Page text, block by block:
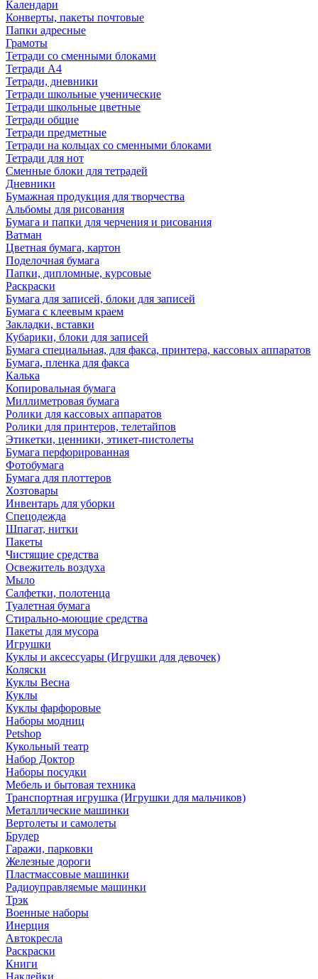
Календари
Конверты, пакеты почтовые
Папки адресные
Грамоты
Тетради со сменными блоками
Тетради А4
Тетради, дневники
Тетради школьные ученические
Тетради школьные цветные
Тетради общие
Тетради предметные
Тетради на кольцах со сменными блоками
Тетради для нот
Сменные блоки для тетрадей
Дневники
Бумажная продукция для творчества
Альбомы для рисования
Бумага и папки для черчения и рисования
Ватман
Цветная бумага, картон
Поделочная бумага
Папки, дипломные, курсовые
Раскраски
Бумага для записей, блоки для записей
Бумага с клеевым краем
Закладки, вставки
Кубарики, блоки для записей
Бумага специальная, для факса, принтера, кассовых аппаратов
Бумага, пленка для факса
Калька
Копировальная бумага
Миллиметровая бумага
Ролики для кассовых аппаратов
Ролики для принтеров, телетайпов
Этикетки, ценники, этикет-пистолеты
Бумага перфорированная
Фотобумага
Бумага для плоттеров
Хозтовары
Инвентарь для уборки
Спецодежда
Шпагат, нитки
Пакеты
Чистящие средства
Освежитель воздуха
Мыло
Салфетки, полотенца
Туалетная бумага
Стирально-моющие средства
Пакеты для мусора
Игрушки
Куклы и аксессуары (Игрушки для девочек)
Коляски
Куклы Весна
Куклы
Куклы фарфоровые
Наборы модниц
Petshop
Кукольный театр
Набор Доктор
Наборы посудки
Мебель и бытовая техника
Транспортная игрушка (Игрушки для мальчиков)
Металлические машинки
Вертолеты и самолеты
Брудер
Гаражи, парковки
Железные дороги
Пластмассовые машинки
Радиоуправляемые машинки
Трэк
Военные наборы
Инерция
Автокресла
Раскраски
Книги
Наклейки